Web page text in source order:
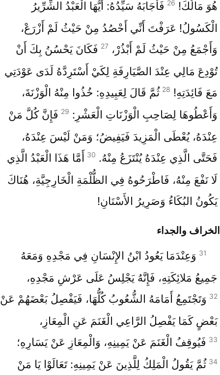
هُوَ مَالُكَ! 26 فَأَجَابَهُ سَيِّدُهُ: أَيُّهَا الْعَبْدُ الشِّرِّيرُ
الْكَسُولُ! عَرَفْتَ أَنِّي أَحْصُدُ مِنْ حَيْثُ لَمْ أَزْرَعْ،
وَأَجْمَعُ مِنْ حَيْثُ لَمْ أَبْذُرْ، 27 فَكَانَ يَحْسُنُ بِكَ أَنْ
تُوْدِعَ مَالِي عِنْدَ الصَّيَارِفَةِ لِكَيْ أَسْتَرِدَّهُ لَدَى عَوْدَتِي
مَعَ فَائِدَتِهِ! 28 ثُمَّ قَالَ لِعَبِيدِهِ: خُذُوا مِنْهُ الْوَزْنَةَ،
وَأَعْطُوهَا لِصَاحِبِ الْوَزْنَاتِ الْعَشْرِ: 29 فَإِنَّ كُلَّ مَنْ
عِنْدَهُ، يُعْطَى الْمَزِيدَ فَيَفِيضُ؛ وَمَنْ لَيْسَ عِنْدَهُ،
فَحَتَّى الَّذِي عِنْدَهُ يُنْتَزَعُ مِنْهُ. 30 أَمَّا هَذَا الْعَبْدُ الَّذِي
لَا نَفْعَ مِنْهُ، فَاطْرَحُوهُ فِي الظُّلْمَةِ الْخَارِجِيَّةِ، هُنَاكَ
يَكُونُ البُكَاءُ وَصَرِيرُ الأَسْنَانِ!
الخراف والجداء
31 وَعِنْدَمَا يَعُودُ ابْنُ الإِنْسَانِ فِي مَجْدِهِ وَمَعَهُ
جَمِيعُ مَلائِكَتِهِ، فَإِنَّهُ يَجْلِسُ عَلَى عَرْشِ مَجْدِهِ،
32 وَتَجْتَمِعُ أَمَامَهُ الشُّعُوبُ كُلُّهَا، فَيَفْصِلُ بَعْضَهُمْ عَنْ
بَعْضٍ كَمَا يَفْصِلُ الرَّاعِي الْغَنَمَ عَنِ الْمِعَازِ،
33 فَيُوقِفُ الْغَنَمَ عَنْ يَمِينِهِ، وَالْمِعَازِ عَنْ يَسَارِهِ؛
34 ثُمَّ يَقُولُ الْمَلِكُ لِلَّذِينَ عَنْ يَمِينِهِ: تَعَالَوْا يَا مَنْ